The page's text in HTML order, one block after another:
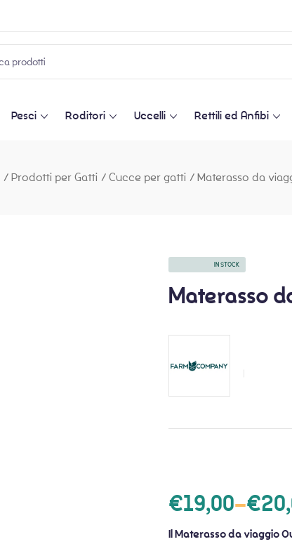
Pesci Roditori Uccelli Rettili ed Anfibi
/ Prodotti per Gatti / Cucce per gatti / Materasso da
IN STOCK
Materasso
€19,00–€
Il Materasso da viaggio